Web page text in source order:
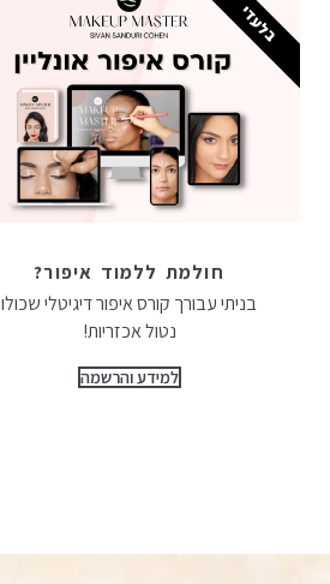
חולמת ללמוד איפור?
בניתי עבורך קורס איפור דיגיטלי שכולו
נטול אכזריות!
למידע והרשמה
בלעדי